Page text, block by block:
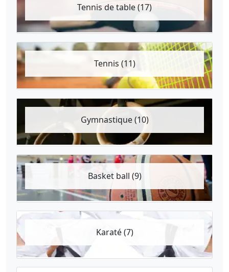
Tennis de table (17)
Tennis (11)
Gymnastique (10)
Basket ball (9)
Karaté (7)